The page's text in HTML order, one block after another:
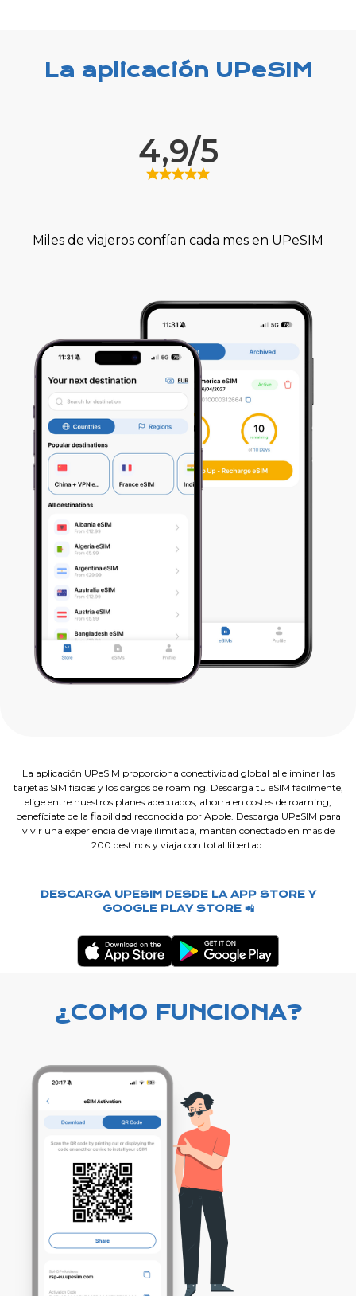
La aplicación UPeSIM
La aplicación UPeSIM proporciona conectividad global al eliminar las
tarjetas SIM físicas y los cargos de roaming. Descarga tu eSIM fácilmente,
elige entre nuestros planes adecuados, ahorra en costes de roaming,
benefíciate de la fiabilidad reconocida por Apple. Descarga UPeSIM para
vivir una experiencia de viaje ilimitada, mantén conectado en más de
200 destinos y viaja con total libertad.
DESCARGA UPESIM DESDE LA APP STORE Y
GOOGLE PLAY STORE 📲
4,9/5
Miles de viajeros confían cada mes en UPeSIM
¿COMO FUNCIONA?